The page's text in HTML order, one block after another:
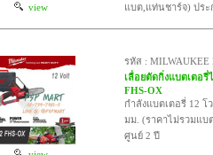
view
แบต,แท่นชาร์จ) ประ
รหัส : MILWAUKEE
เลื่อยตัดกิ่งแบตเตอรี่
FHS-OX
กำลังแบตเตอรี่ 12 โ
มม. (ราคาไม่รวมแบ
ศูนย์ 2 ปี